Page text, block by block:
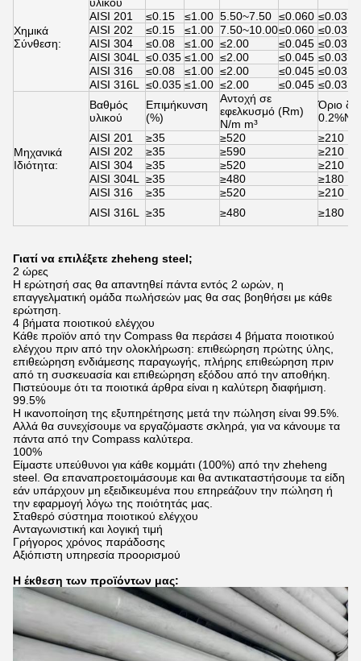
Χημικά
Σύνθεση:
AISI 201
≤0.15 ≤1.00 5.50~7.50 ≤0.060 ≤0.03
AISI 202
≤0.15 ≤1.00 7.50~10.00≤0.060 ≤0.03
AISI 304
≤0.08 ≤1.00 ≤2.00 ≤0.045 ≤0.03
AISI 304L
≤0.035 ≤1.00 ≤2.00 ≤0.045 ≤0.03
AISI 316
≤0.08 ≤1.00 ≤2.00 ≤0.045 ≤0.03
AISI 316L
≤0.035 ≤1.00 ≤2.00 ≤0.045 ≤0.03
Μηχανικά
Ιδιότητα:
Βαθμός
υλικού
Επιμήκυνση
(%)
Αντοχή σε
εφελκυσμό (Rm)
N/m m³
Όριο
0.2%N/
AISI 201
≥35 ≥520
≥210
AISI 202
≥35 ≥590
≥210
AISI 304
≥35 ≥520
≥210
AISI 304L
≥35 ≥480
≥180
AISI 316
≥35 ≥520
≥210
AISI 316L
≥35 ≥480 ≥180
Γιατί να επιλέξετε zheheng steel;
2 ώρες
Η ερώτησή σας θα απαντηθεί πάντα εντός 2 ωρών, η
επαγγελματική ομάδα πωλήσεών μας θα σας βοηθήσει με κάθε
ερώτηση.
4 βήματα ποιοτικού ελέγχου
Κάθε προϊόν από την Compass θα περάσει 4 βήματα ποιοτικού
ελέγχου πριν από την ολοκλήρωση: επιθεώρηση πρώτης ύλης,
επιθεώρηση ενδιάμεσης παραγωγής, πλήρης επιθεώρηση πριν
από τη συσκευασία και επιθεώρηση εξόδου από την αποθήκη.
Πιστεύουμε ότι τα ποιοτικά άρθρα είναι η καλύτερη διαφήμιση.
99.5%
Η ικανοποίηση της εξυπηρέτησης μετά την πώληση είναι 99.5%.
Αλλά θα συνεχίσουμε να εργαζόμαστε σκληρά, για να κάνουμε τα
πάντα από την Compass καλύτερα.
100%
Είμαστε υπεύθυνοι για κάθε κομμάτι (100%) από την zheheng
steel. Θα επαναπροετοιμάσουμε και θα αντικαταστήσουμε τα είδη
εάν υπάρχουν μη εξειδικευμένα που επηρεάζουν την πώληση ή
την εφαρμογή λόγω της ποιότητάς μας.
Σταθερό σύστημα ποιοτικού ελέγχου
Ανταγωνιστική και λογική τιμή
Γρήγορος χρόνος παράδοσης
Αξιόπιστη υπηρεσία προορισμού
Η έκθεση των προϊόντων μας: